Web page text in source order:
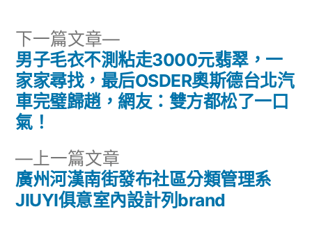
文
章
導
覽 上一篇文章
一
篇
廣州河漢南街發布社區分類管理系
JIUYI俱意室內設計列brand
下一篇文章
下
一
篇
文
男子毛衣不測粘走3000元翡翠，一
家家尋找，最后OSDER奧斯德台北汽
車完璧歸趙，網友：雙方都松了一口
氣！